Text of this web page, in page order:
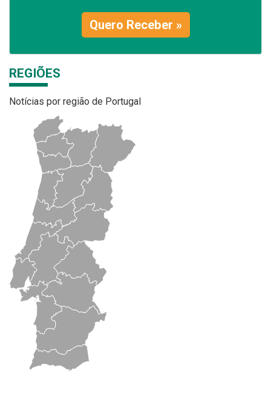
Quero Receber »
REGIÕES
Notícias por região de Portugal